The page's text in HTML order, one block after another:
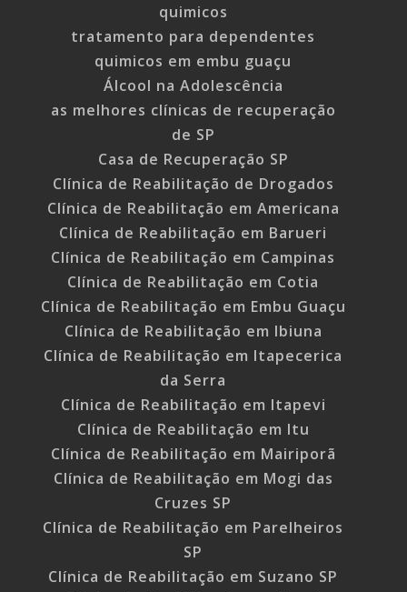
quimicos
tratamento para dependentes
quimicos em embu guaçu
Álcool na Adolescência
as melhores clínicas de recuperação
de SP
Casa de Recuperação SP
Clínica de Reabilitação de Drogados
Clínica de Reabilitação em Americana
Clínica de Reabilitação em Barueri
Clínica de Reabilitação em Campinas
Clínica de Reabilitação em Cotia
Clínica de Reabilitação em Embu Guaçu
Clínica de Reabilitação em Ibiuna
Clínica de Reabilitação em Itapecerica
da Serra
Clínica de Reabilitação em Itapevi
Clínica de Reabilitação em Itu
Clínica de Reabilitação em Mairiporã
Clínica de Reabilitação em Mogi das
Cruzes SP
Clínica de Reabilitação em Parelheiros
SP
Clínica de Reabilitação em Suzano SP